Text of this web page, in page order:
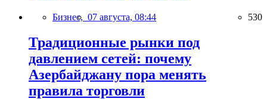
Бизнес, 07 августа, 08:44 530
Традиционные рынки под
давлением сетей: почему
Азербайджану пора менять
правила торговли